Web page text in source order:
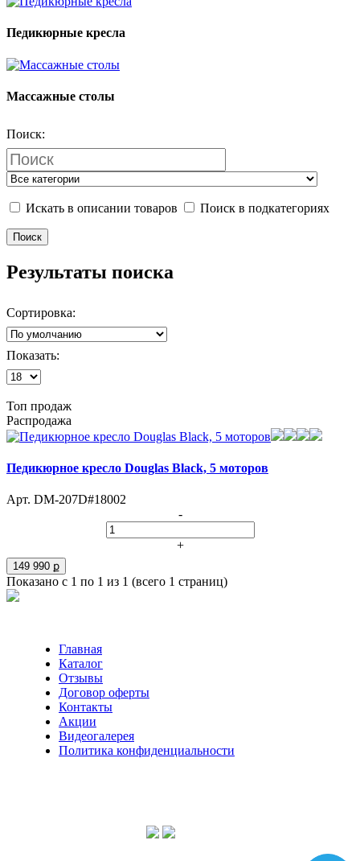
Педикюрные кресла
Массажные столы
Поиск:
Искать в описании товаров Поиск в подкатегориях
Результаты поиска
Сортировка:
Показать:
Топ продаж
Распродажа
Педикюрное кресло Douglas Black, 5 моторов
Арт. DM-207D#18002
-
+
149 990 ք
Показано с 1 по 1 из 1 (всего 1 страниц)
Главная
Каталог
Отзывы
Договор оферты
Контакты
Акции
Видеогалерея
Политика конфиденциальности